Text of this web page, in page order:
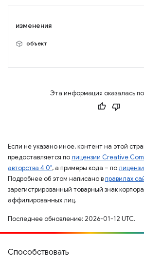
изменения
объект
Эта информация оказалась
Если не указано иное, контент на этой
предоставляется полицензии Creative
авторства 4.0", а примеры кода – по
Подробнее об этом написано вправилах
зарегистрированный товарный знак
аффилированных лиц.
Последнее обновление: 2026-01-12 UTC.
Способствовать